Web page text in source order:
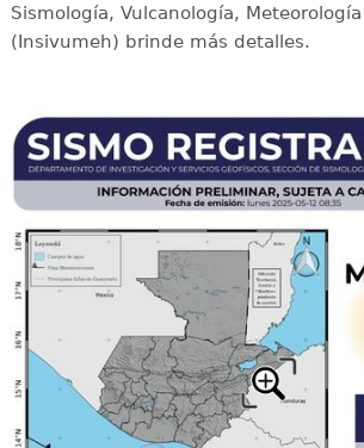
Sismología, Vulcanología,
(Insivumeh) brinde más detalles.